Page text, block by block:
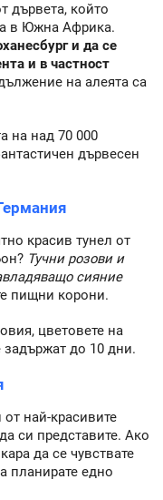
дървета, който
в Южна Африка.
и да се
и в частност
на алеята са
на над 70 000
дървесен
красив тунел от
Тучни розови и
сияние
пищни корони.
цветовете на
задържат до 10 дни.
най-красивите
си представите. Ако
да се чувствате
планирате едно